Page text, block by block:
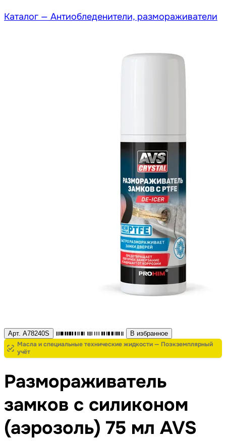
Каталог — Антиобледенители, размораживатели
Арт. A78240S В избранное
Масла и специальные технические жидкости — Поэкземплярный
учёт
Размораживатель
замков с силиконом
(аэрозоль) 75 мл AVS